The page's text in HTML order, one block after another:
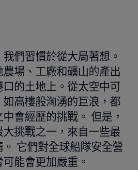
們習慣於從大局著想。
場、工廠和礦山的產出
的土地上。從太空中可
高樓般洶湧的巨浪，都
會經歷的挑戰。 但是，
挑戰之一，來自一些最
它們對全球船隊安全營
能會更加嚴重。